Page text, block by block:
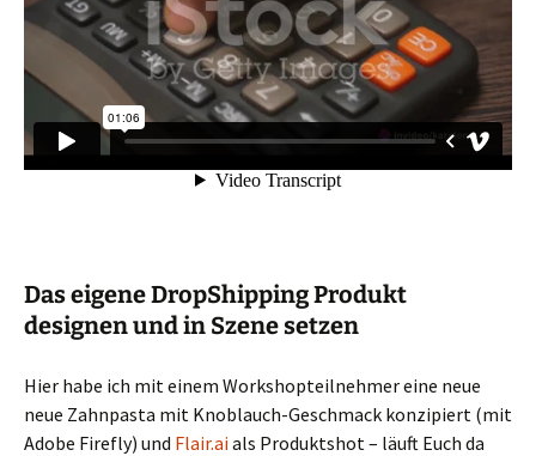
Das eigene DropShipping Produkt
designen und in Szene setzen
Hier habe ich mit einem Workshopteilnehmer eine neue
neue Zahnpasta mit Knoblauch-Geschmack konzipiert (mit
Adobe Firefly) und Flair.aials Produktshot – läuft Euch da